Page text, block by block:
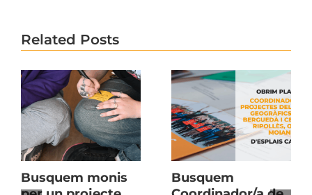
Related Posts
Busquem monis
Busquem